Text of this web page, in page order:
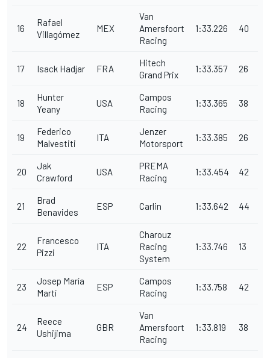
16
Rafael
Villagómez
MEX
Van
Amersfoort
Racing
1:33.226 40
17 Isack Hadjar FRA
Hitech
Grand Prix
1:33.357 26
18
Hunter
Yeany
USA
Campos
Racing
1:33.365 38
19
Federico
Malvestiti
ITA
Jenzer
Motorsport
1:33.385 26
20
Jak
Crawford
USA
PREMA
Racing
1:33.454 42
21
Brad
Benavides
ESP Carlin 1:33.642 44
22
Francesco
Pizzi
ITA
Charouz
Racing
System
1:33.746 13
23
Josep María
Martí
ESP
Campos
Racing
1:33.758 42
24
Reece
Ushijima
GBR
Van
Amersfoort
Racing
1:33.819 38